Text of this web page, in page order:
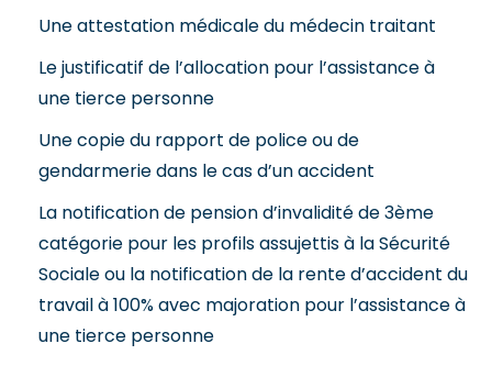
Une attestation médicale du médecin traitant
Le justificatif de l’allocation pour l’assistance à
une tierce personne
Une copie du rapport de police ou de
gendarmerie dans le cas d’un accident
La notification de pension d’invalidité de 3ème
catégorie pour les profils assujettis à la Sécurité
Sociale ou la notification de la rente d’accident du
travail à 100% avec majoration pour l’assistance à
une tierce personne